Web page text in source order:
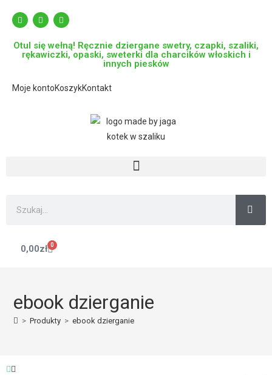
Otul się wełną! Ręcznie dziergane swetry, czapki, szaliki,
rękawiczki, opaski, sweterki dla charcików włoskich i
innych piesków
Moje kontoKoszykKontakt
0,00zł 0
ebook dzierganie
> Produkty > ebook dzierganie